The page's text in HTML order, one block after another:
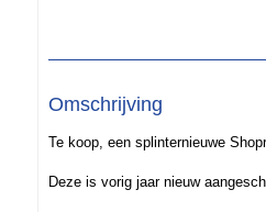
Omschrijving
Te koop, een splinternieuwe
Deze is vorig jaar nieuw